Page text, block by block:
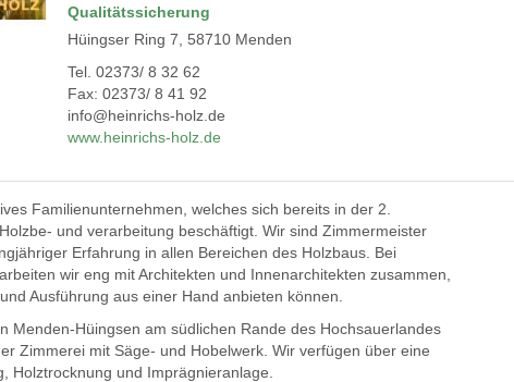
Qualitätssicherung
Hüingser Ring 7, 58710 Menden
Tel. 02373/ 8 32 62
Fax: 02373/ 8 41 92
info@heinrichs-holz.de
www.heinrichs-holz.de
Familienunternehmen, welches sich bereits in der 2.
und verarbeitung beschäftigt. Wir sind Zimmermeister
Erfahrung in allen Bereichen des Holzbaus. Bei
wir eng mit Architekten und Innenarchitekten zusammen,
Ausführung aus einer Hand anbieten können.
Menden-Hüingsen am südlichen Rande des Hochsauerlandes
Zimmerei mit Säge- und Hobelwerk. Wir verfügen über eine
Holztrocknung und Imprägnieranlage.